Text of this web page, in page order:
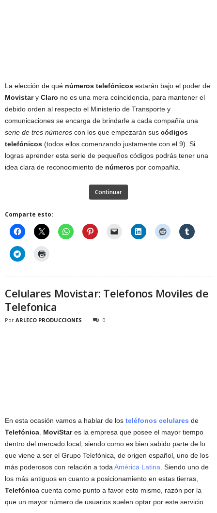
La elección de qué números telefónicos estarán bajo el poder de
Movistary Claro no es una mera coincidencia, para mantener el
debido orden al respecto el Ministerio de Transporte y
comunicaciones se encarga de brindarle a cada compañía una
serie de tres números con los que empezarán sus códigos
telefónicos (todos ellos comenzando justamente con el 9). Si
logras aprender esta serie de pequeños códigos podrás tener una
idea clara de reconocimiento de números por compañía.
Continuar
Comparte esto:
Celulares Movistar: Telefonos Moviles de
Telefonica
Por ARLECO PRODUCCIONES 0
En esta ocasión vamos a hablar de los teléfonos celulares de
Telefónica MoviStares la empresa que posee el mayor tiempo
dentro del mercado local, siendo como es bien sabido parte de lo
que viene a ser el Grupo Telefónica, de origen español, uno de los
más poderosos con relación a toda América Latina . Siendo uno de
los más antiguos en cuanto a posicionamiento en estas tierras,
Telefónica cuenta como punto a favor esto mismo, razón por la
que un mayor número de usuarios suelen optar por este servicio.